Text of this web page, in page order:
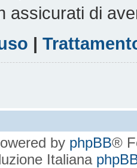
assicurati di
|
by phpBB®
Italiana